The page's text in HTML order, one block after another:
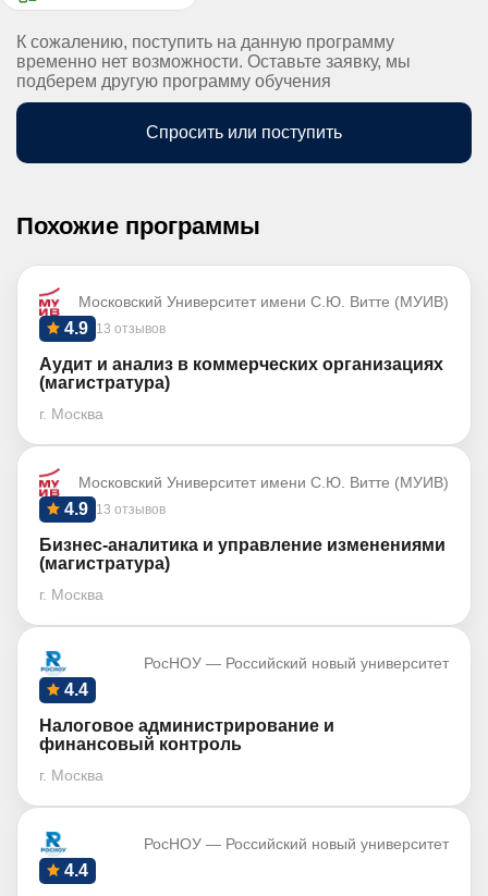
К сожалению, поступить на данную программу
временно нет возможности. Оставьте заявку, мы
подберем другую программу обучения
Спросить или поступить
Похожие программы
Московский Университет имени С.Ю. Витте (МУИВ)
13 отзывов
4.9
Аудит и анализ в коммерческих организациях
(магистратура)
г. Москва
Московский Университет имени С.Ю. Витте (МУИВ)
13 отзывов
4.9
Бизнес-аналитика и управление изменениями
(магистратура)
г. Москва
РосНОУ — Российский новый университет
4.4
Налоговое администрирование и
финансовый контроль
г. Москва
РосНОУ — Российский новый университет
4.4